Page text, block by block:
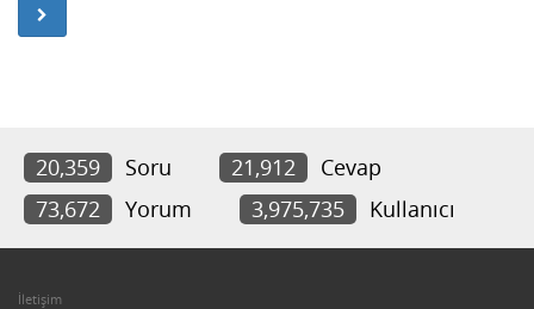
20,359 Soru 21,912
Cevap
73,672
Yorum 3,975,735 Kullanıcı
İletişim